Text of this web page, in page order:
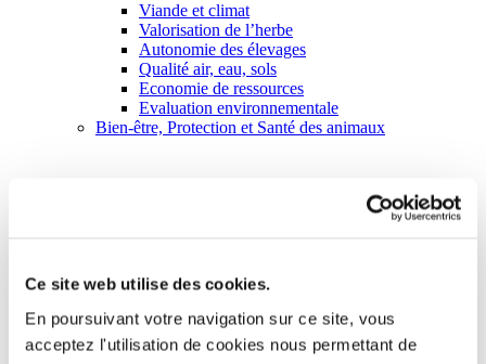
Ce site web utilise des cookies.
En poursuivant votre navigation sur ce site, vous
acceptez l'utilisation de cookies nous permettant de
Viande et climat
Valorisation de l’herbe
Autonomie des élevages
Qualité air, eau, sols
Economie de ressources
Evaluation environnementale
Bien-être, Protection et Santé des animaux